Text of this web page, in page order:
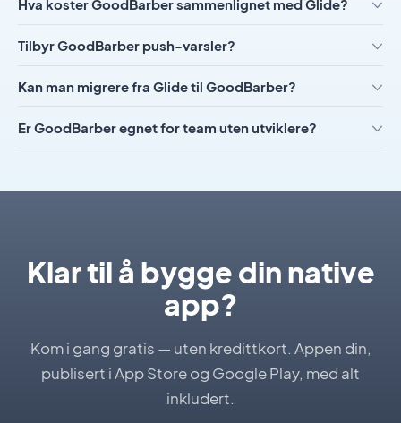
Hva koster GoodBarber sammenlignet med Glide?
Tilbyr GoodBarber push-varsler?
Kan man migrere fra Glide til GoodBarber?
Er GoodBarber egnet for team uten utviklere?
Klar til å bygge din native
app?
Kom i gang gratis — uten kredittkort. Appen din,
publisert i App Store og Google Play, med alt
inkludert.